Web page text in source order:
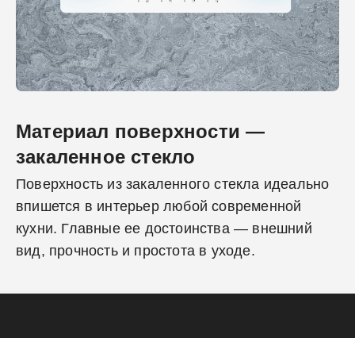
Материал поверхности —
закаленное стекло
Поверхность из закаленного стекла идеально
впишется в интерьер любой современной
кухни. Главные ее достоинства — внешний
вид, прочность и простота в уходе.